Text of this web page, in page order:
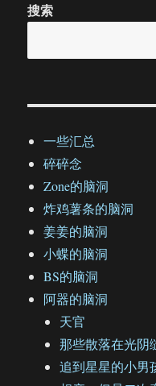
搜索
一些汇总
碎碎念
Zone的脑洞
炸鸡薯条的脑洞
姜姜的脑洞
小蝶的脑洞
BS的脑洞
阿器的脑洞
天官
那些散落在光阴
追到星星的小男